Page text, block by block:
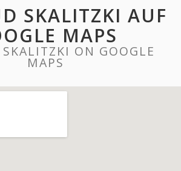
SKALITZKI AUF
MAPS
SKALITZKI ON GOOGLE
MAPS